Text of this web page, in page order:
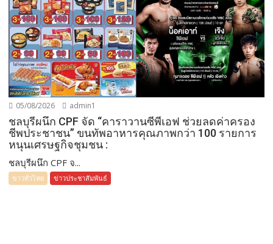
05/08/2026 admin1
ชลบุรีผนึก CPF จัด “คาราวานซีพีเอฟ ช่วยลดค่าครอง
ชีพประชาชน” ขนทัพอาหารคุณภาพกว่า 100 รายการ
หนุนเศรษฐกิจชุมชน :
ชลบุรีผนึก CPF จ...
ข่าวทั่วไทย ข่าวประชาสัมพันธ์